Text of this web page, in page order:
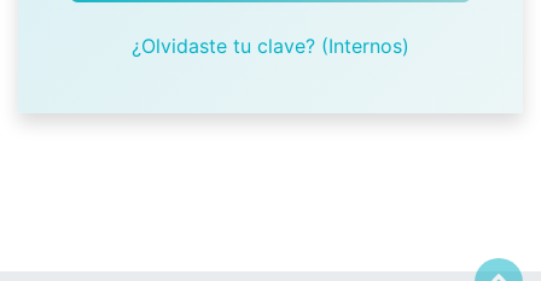
¿Olvidaste tu clave? (Internos)